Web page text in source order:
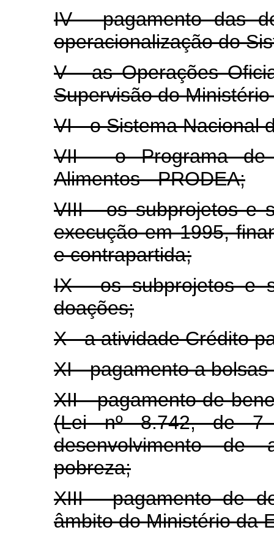
IV - pagamento das
operacionalização do
V - as Operações
Supervisão do
VI - o Sistema Nacional
VII - o Programa de
Alimentos - PRODEA;
VIII - os subprojetos e
execução em 1995,
e contrapartida;
IX - os subprojetos e
doações;
X - a atividade Crédito
XI - pagamento a
XII - pagamento de
(Lei nº 8.742, de 7
desenvolvimento de
pobreza;
XIII - pagamento de
âmbito do Ministério da